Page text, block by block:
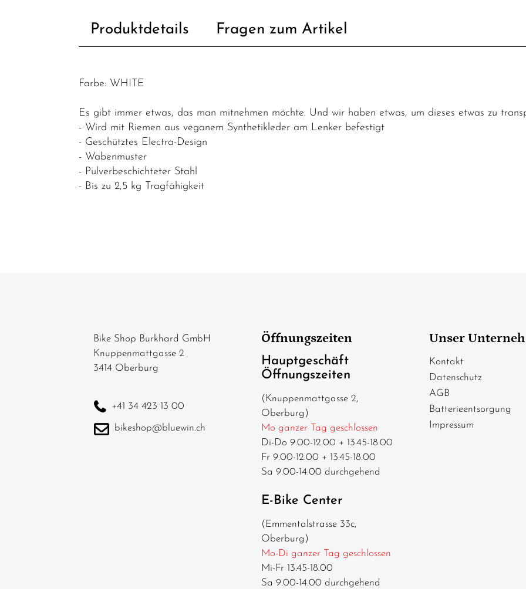
Fahrradanhänger
Produktdetails Fragen zum Artikel
Farbe: WHITE
Es gibt immer etwas, das man mitnehmen möchte. Und wir haben etwas, um dieses etwas zu
- Wird mit Riemen aus veganem Synthetikleder am Lenker befestigt
- Geschütztes Electra-Design
- Wabenmuster
- Pulverbeschichteter Stahl
- Bis zu 2,5 kg Tragfähigkeit
Bike Shop Burkhard GmbH
Knuppenmattgasse 2
3414 Oberburg
+41 34 423 13 00
bikeshop@bluewin.ch
Öffnungszeiten
Hauptgeschäft
Öffnungszeiten
(Knuppenmattgasse 2,
Oberburg)
Mo ganzer Tag geschlossen
Di-Do 9.00-12.00 + 13.45-18.00
Fr 9.00-12.00 + 13.45-18.00
Sa 9.00-14.00 durchgehend
E-Bike Center
(Emmentalstrasse 33c,
Oberburg)
Mo-Di ganzer Tag geschlossen
Mi-Fr 13.45-18.00
Sa 9.00-14.00 durchgehend
Unser
Kontakt
Datenschutz
AGB
Batterieentsorgung
Impressum